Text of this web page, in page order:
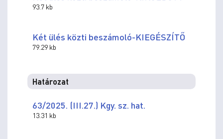
93.7 kb
Két ülés közti beszámoló-KIEGÉSZÍTŐ
79.29 kb
Határozat
63/2025. (III.27.) Kgy. sz. hat.
13.31 kb